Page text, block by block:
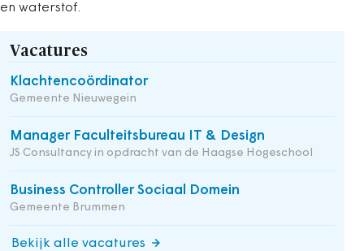
en waterstof.
Vacatures
Klachtencoördinator
Gemeente Nieuwegein
Manager Faculteitsbureau IT & Design
JS Consultancy in opdracht van de Haagse Hogeschool
Business Controller Sociaal Domein
Gemeente Brummen
Bekijk alle vacatures